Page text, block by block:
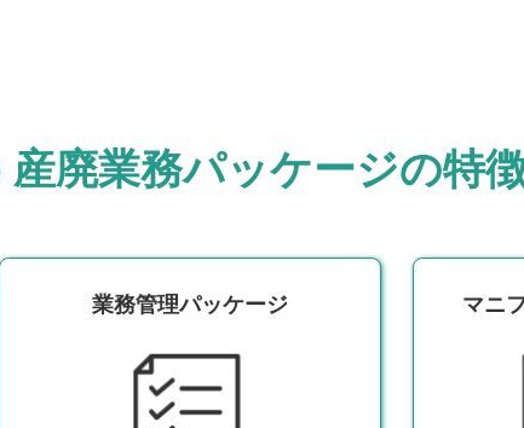
廃業務パッケージの特
業務管理パッケージ マニ